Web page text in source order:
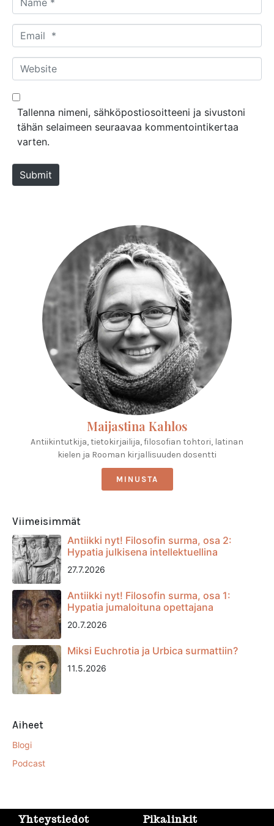
a
m
*
m
a
*
W
e
b
Tallenna nimeni, sähköpostiosoitteeni ja sivustoni
tähän selaimeen seuraavaa kommentointikertaa
varten.
Submit
Maijastina Kahlos
Antiikintutkija, tietokirjailija, filosofian tohtori, latinan
kielen ja Rooman kirjallisuuden dosentti
MINUSTA
Viimeisimmät
Antiikki nyt! Filosofin surma, osa 2:
Hypatia julkisena intellektuellina
27.7.2026
Antiikki nyt! Filosofin surma, osa 1:
Hypatia jumaloituna opettajana
20.7.2026
Miksi Euchrotia ja Urbica surmattiin?
11.5.2026
Aiheet
Blogi
Podcast
Yhteystiedot Pikalinkit